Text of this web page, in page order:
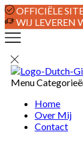
OFFICIËLE
WIJ LEVEREN
Menu
Home
Over Mij
Contact